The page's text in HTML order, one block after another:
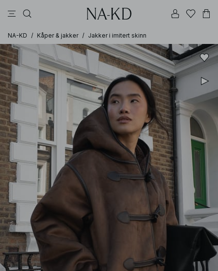
NA-KD / Kåper & jakker / Jakker i imitert skinn